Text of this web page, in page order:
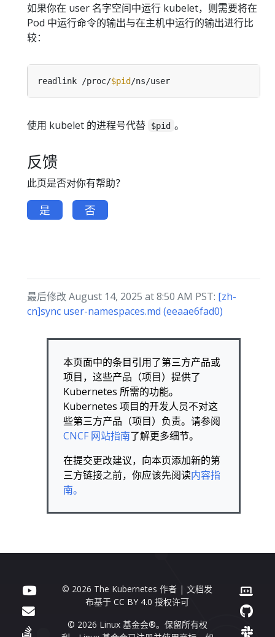
如果你在 user 名字空间中运行 kubelet，则需要将在
Pod 中运行命令的输出与在主机中运行的输出进行比
较：
readlink /proc/$pid
使用 kubelet 的进程号代替 $pid 。
反馈
此页是否对你有帮助？
是 否
最后修改 August 14, 2025 at 8:50 AM PST: [zh-
cn]sync user-namespaces.md (eeaae6fad0)
本页面中的条目引用了第三方产品或
项目，这些产品（项目）提供了
Kubernetes 所需的功能。
Kubernetes 项目的开发人员不对这
些第三方产品（项目）负责。请参阅
CNCF 网站指南了解更多细节。
在提交更改建议，向本页添加新的第
三方链接之前，你应该先阅读内容指
南。
© 2026 The Kubernetes 作者 | 文档发
布基于CC BY 4.0 授权许可
© 2026 Linux 基金会®。保留所有权